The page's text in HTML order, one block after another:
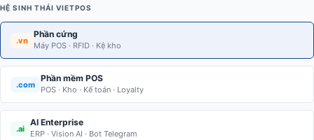
HỆ SINH THÁI VIETPOS
.vn
Phần cứng
Máy POS · RFID · Kệ kho
.com
Phần mềm POS
POS · Kho · Kế toán · Loyalty
.ai
AI Enterprise
ERP · Vision AI · Bot Telegram